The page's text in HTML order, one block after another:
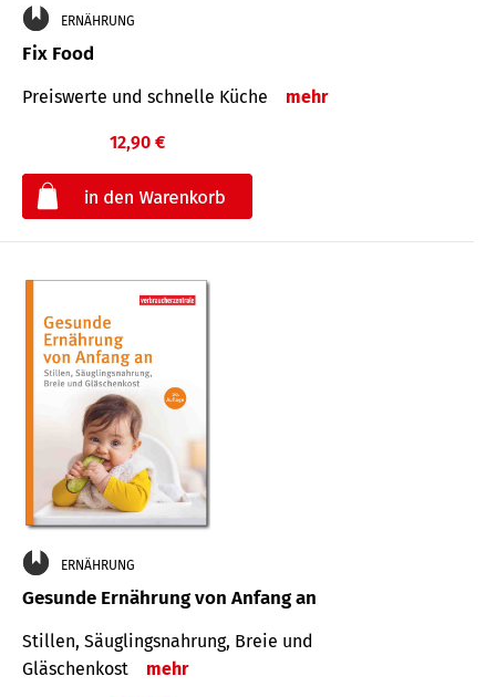
ERNÄHRUNG
Fix Food
Preiswerte und schnelle Küche mehr
12,90 €
ERNÄHRUNG
Gesunde Ernährung von Anfang an
Stillen, Säuglingsnahrung, Breie und
Gläschenkost
mehr